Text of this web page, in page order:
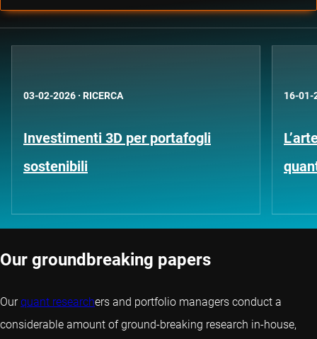
03-02-2026 · RICERCA
Investimenti 3D per portafogli
sostenibili
16-01-
Our groundbreaking papers
Ourquant researchers and portfolio managers conduct a
considerable amount of ground-breaking research in-house,